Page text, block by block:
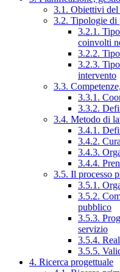
3.1. Obiettivi del
3.2. Tipologie di
3.2.1.
coinvolti
3.2.2.
3.2.3.
intervento
3.3.
3.3.1.
3.3.2.
3.4. Metodo di
3.4.1.
3.4.2.
3.4.3.
3.4.4.
3.5. Il processo
3.5.1.
3.5.2.
pubblico
3.5.3.
servizio
3.5.4.
3.5.5.
4. Ricerca progettuale